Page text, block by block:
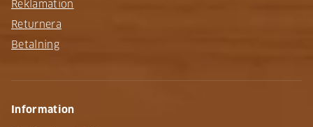
Reklamation
Returnera
Betalning
Information